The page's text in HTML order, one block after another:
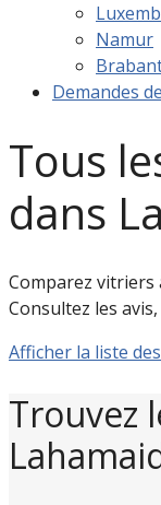
Namur
Demandes
Tous
dans
Comparez vitriers
Consultez les
Afficher la liste
Trouvez